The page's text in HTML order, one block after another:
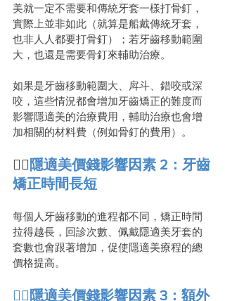
美就一定不需要和傳統牙套一樣打骨釘，
實際上並非如此（就算是船戴傳統牙套，
也非人人都要打骨釘）；若牙齒移動範圍
大，也還是需要骨釘來輔助治療。
如果是牙齒移動範圍大、戽斗、錯咬或深
咬，這些情況都會增加牙齒矯正的難度而
影響隱適美的治療費用，輔助治療也會增
加相關的材料費（例如骨釘的費用）。
👩‍⚕️ 隱適美價錢影響因素 2：牙齒
矯正時間長短
每個人牙齒移動的進程都不同，矯正時間
拉得越長，回診次數、佩戴隱適美牙套的
套數也會跟著增加，促使隱適美療程的總
價格提高。
👩‍⚕️隱適美價錢影響因素 3：額外